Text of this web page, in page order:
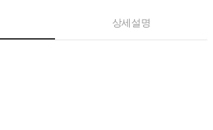
상세설명